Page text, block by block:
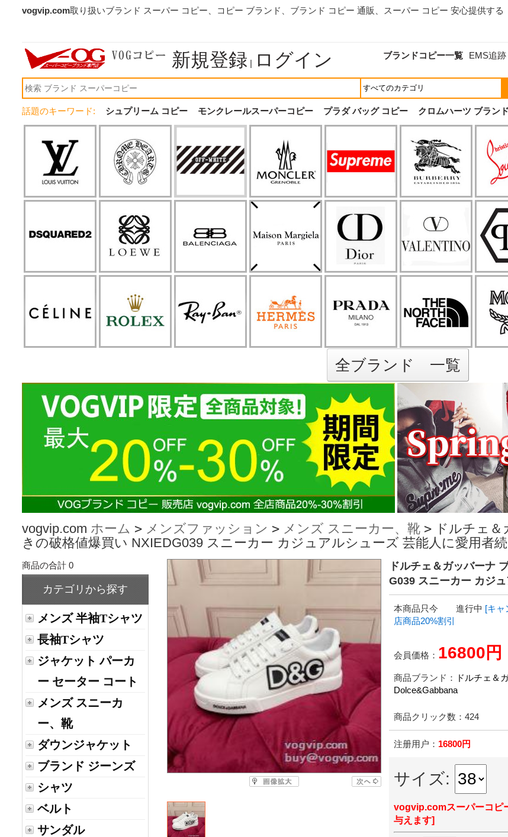
vogvip.com取り扱いブランド スーパー コピー、コピー ブランド、 ブランド コピー 通販
、スーパー コピー 安心提供する
新規登録 | ログイン ブランドコピー一覧 EMS追跡
話題のキーワード: シュプリーム コピー モンクレールスーパーコピー プラダ バッグ コピー クロムハーツ ブラン
全ブランド 一覧
vogvip.com ホーム > メンズファッション > メンズ スニーカー、靴 > ドルチェ
きの破格値爆買い NXIEDG039 スニーカー カジュアルシューズ 芸能人に愛用者
商品の合計 0
カテゴリから探す
メンズ 半袖Tシャツ
長袖Tシャツ
ジャケット パーカ
ー セーター コート
メンズ スニーカ
ー、靴
ダウンジャケット
ブランド ジーンズ
シャツ
ベルト
サンダル
ドルチェ＆ガッバーナ
G039 スニーカー カジ
本商品只今 進行中 [キャ
店商品20%割引
会員価格： 16800円
商品ブランド：
ドルチェ＆
Dolce&Gabbana
商品クリック数： 424
注册用户： 16800円
サイズ:
vogvip.comスーパーコピ
与えます]